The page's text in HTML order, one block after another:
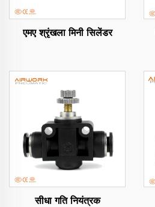
एमए श्रृंखला मिनी सिलेंडर
सीधा गति नियंत्रक